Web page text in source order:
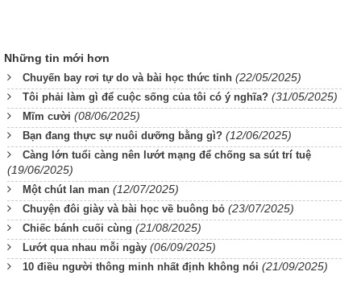
Những tin mới hơn
Chuyến bay rơi tự do và bài học thức tỉnh (22/05/2025)
Tôi phải làm gì để cuộc sống của tôi có ý nghĩa? (31/05/2025)
Mĩm cười (08/06/2025)
Bạn đang thực sự nuôi dưỡng bằng gì? (12/06/2025)
Càng lớn tuổi càng nên lướt mạng để chống sa sút trí tuệ
(19/06/2025)
Một chút lan man (12/07/2025)
Chuyện đôi giày và bài học về buông bỏ (23/07/2025)
Chiếc bánh cuối cùng (21/08/2025)
Lướt qua nhau mỗi ngày (06/09/2025)
10 điều người thông minh nhất định không nói (21/09/2025)